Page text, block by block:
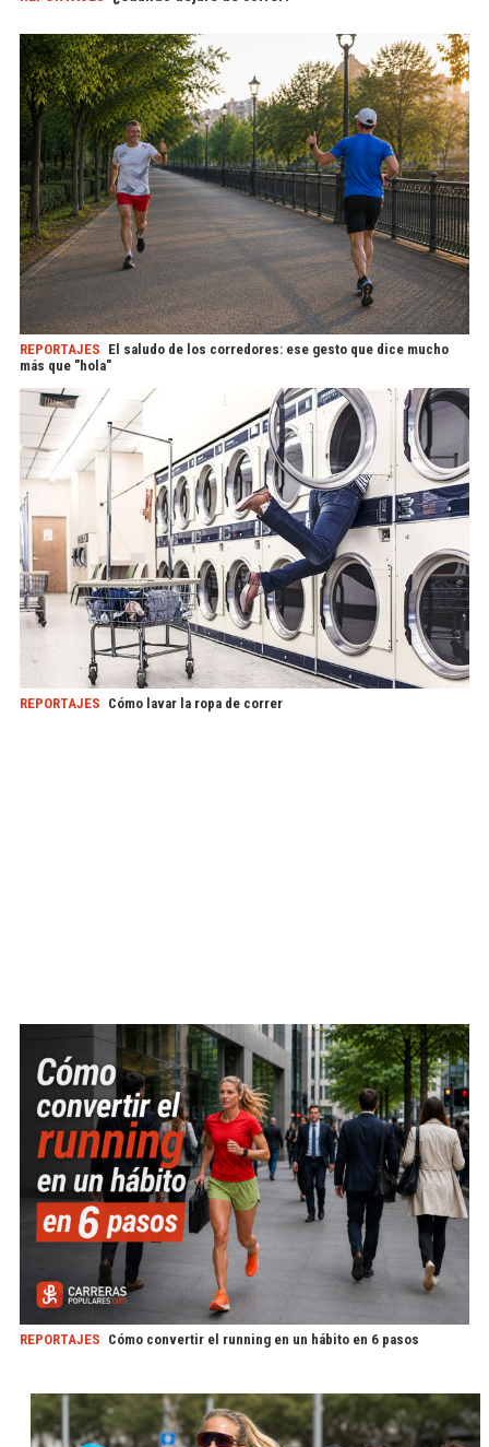
REPORTAJES El saludo de los corredores: ese gesto que dice mucho
más que "hola"
REPORTAJES Cómo lavar la ropa de correr
REPORTAJES Cómo convertir el running en un hábito en 6 pasos